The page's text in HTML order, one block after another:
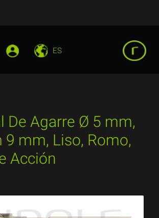
ES
De Agarre Ø 5 mm,
mm, Liso, Romo,
Acción